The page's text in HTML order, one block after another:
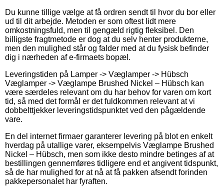
Du kunne tillige vælge at få ordren sendt til hvor du bor eller
ud til dit arbejde. Metoden er som oftest lidt mere
omkostningsfuld, men til gengæld rigtig fleksibel. Den
billigste fragtmetode er dog at du selv henter produkterne,
men den mulighed står og falder med at du fysisk befinder
dig i nærheden af e-firmaets bopæl.
Leveringstiden på Lamper -> Væglamper -> Hübsch
Væglamper -> Væglampe Brushed Nickel – Hübsch kan
være særdeles relevant om du har behov for varen om kort
tid, så med det formål er det fuldkommen relevant at vi
dobbelttjekker leveringstidspunktet ved den pågældende
vare.
En del internet firmaer garanterer levering på blot en enkelt
hverdag på utallige varer, eksempelvis Væglampe Brushed
Nickel – Hübsch, men som ikke desto mindre betinges af at
bestillingen gennemføres tidligere end et angivent tidspunkt,
så de har mulighed for at nå at få pakken afsendt forinden
pakkepersonalet har fyraften.